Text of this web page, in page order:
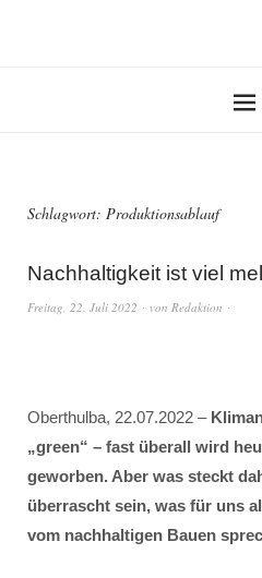
Schlagwort: Produktionsablauf
Nachhaltigkeit ist viel
Freitag, 22. Juli 2022 von Redaktion
Oberthulba, 22.07.2022 –
„green“ – fast überall wird
geworben. Aber was steckt
überrascht sein, was für uns
vom nachhaltigen Bauen